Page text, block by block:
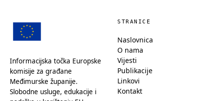
Informacijska točka Europske
komisije za građane
Međimurske županije.
Slobodne usluge, edukacije i
STRANICE
Naslovnica
O nama
Vijesti
Publikacije
Linkovi
Kontakt